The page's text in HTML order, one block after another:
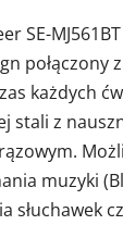
SE-
połączony
każdych
stali z
muzyki
słuchawek